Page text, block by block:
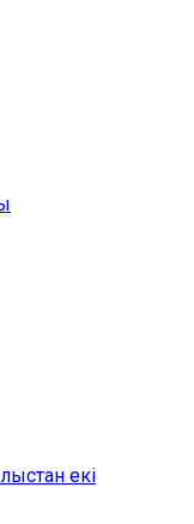
екі